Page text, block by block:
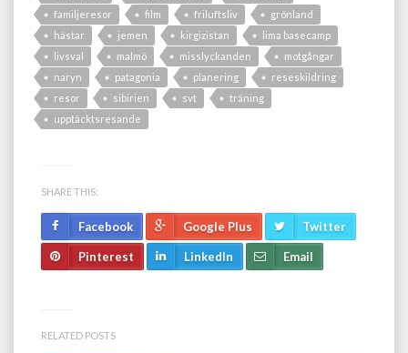
familjeresor
film friluftsliv
grönland
hästar
jemen kirgizistan
lima basecamp
livsval
malmö misslyckanden
motgångar
naryn
patagonia planering
reseskildring
resor
sibirien svt
träning
upptäcktsresande
SHARE THIS:
Facebook Google Plus Twitter
Pinterest LinkedIn Email
RELATED POSTS